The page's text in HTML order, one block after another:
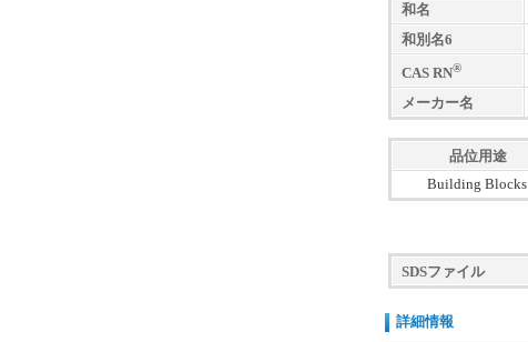
和名
和別名6
CAS RN®
メーカー名
品位用途
Building Blocks
SDSファイル
詳細情報